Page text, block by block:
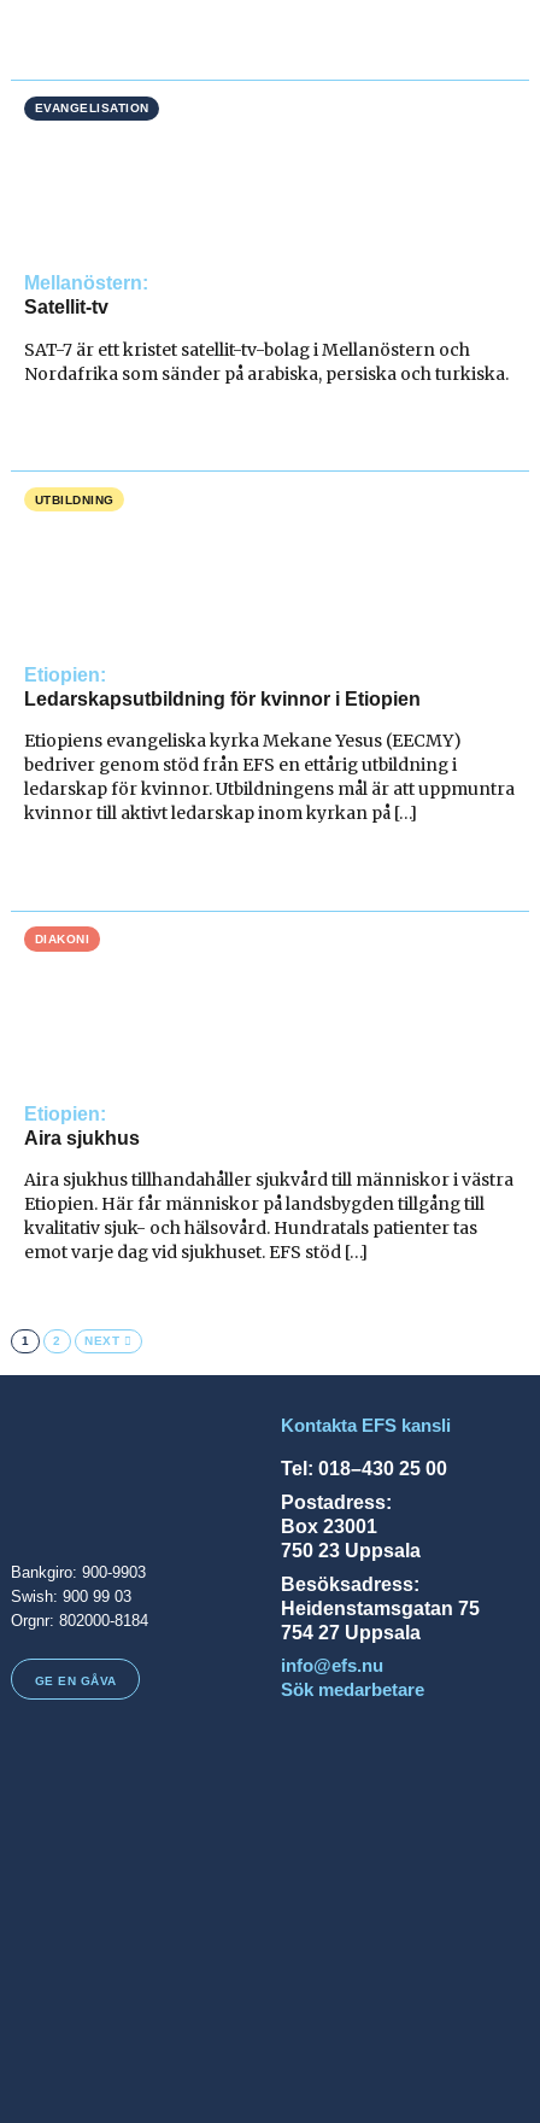
EVANGELISATION
Mellanöstern
Satellit-tv
SAT-7 är ett kristet satellit-tv-bolag i Mellanöstern och
Nordafrika som sänder på arabiska, persiska och turkiska.
UTBILDNING
Etiopien
Ledarskapsutbildning för kvinnor i Etiopien
Etiopiens evangeliska kyrka Mekane Yesus (EECMY)
bedriver genom stöd från EFS en ettårig utbildning i
ledarskap för kvinnor. Utbildningens mål är att uppmuntra
kvinnor till aktivt ledarskap inom kyrkan på […]
DIAKONI
Etiopien
Aira sjukhus
Aira sjukhus tillhandahåller sjukvård till människor i västra
Etiopien. Här får människor på landsbygden tillgång till
kvalitativ sjuk- och hälsovård. Hundratals patienter tas
emot varje dag vid sjukhuset. EFS stöd […]
1 2 NEXT
Bankgiro: 900-9903
Swish: 900 99 03
Orgnr: 802000-8184
GE EN GÅVA
Kontakta EFS kansli
Tel: 018–430 25 00
Postadress:
Box 23001
750 23 Uppsala
Besöksadress:
Heidenstamsgatan 75
754 27 Uppsala
info@efs.nu
Sök medarbetare